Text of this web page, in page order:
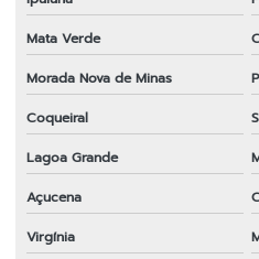
Mata Verde
Morada Nova de Minas
Coqueiral
Lagoa Grande
Açucena
Virgínia